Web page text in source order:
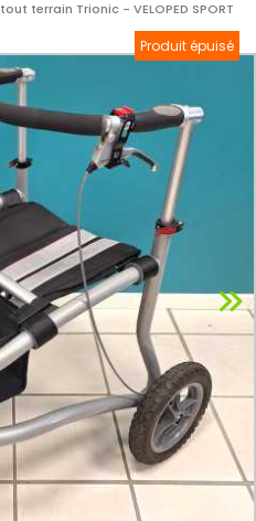
terrain Trionic - VELOPED SPORT
Produit épuisé